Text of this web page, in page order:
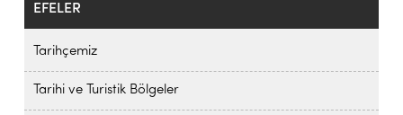
EFELER
Tarihçemiz
Tarihi ve Turistik Bölgeler